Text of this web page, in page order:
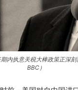
内执意关税大棒政策正深刻
BBC）